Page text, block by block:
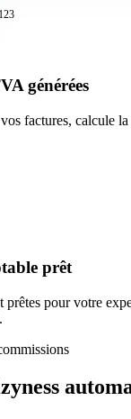
générées
factures, calcule
prêt
prêtes pour votre